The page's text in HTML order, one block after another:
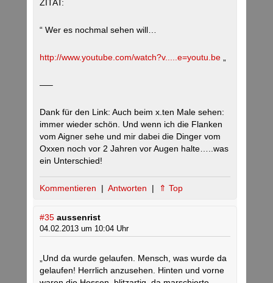
ZITAT:
“ Wer es nochmal sehen will…
http://www.youtube.com/watch?v.....e=youtu.be
—–
Dank für den Link: Auch beim x.ten Male sehen:
immer wieder schön. Und wenn ich die Flanken
vom Aigner sehe und mir dabei die Dinger vom
Oxxen noch vor 2 Jahren vor Augen halte…..was
ein Unterschied!
Kommentieren | Antworten | ⇑ Top
#35 aussenrist
04.02.2013 um 10:04 Uhr
„Und da wurde gelaufen. Mensch, was wurde da
gelaufen! Herrlich anzusehen. Hinten und vorne